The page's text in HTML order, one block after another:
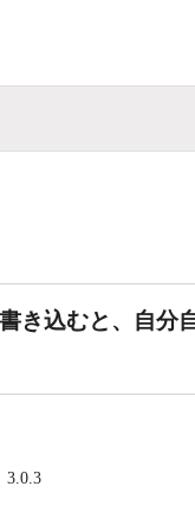
き込むと、自分
3.0.3